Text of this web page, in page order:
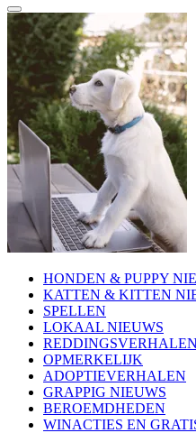
HONDEN & PUPPY
KATTEN & KITTEN
SPELLEN
LOKAAL NIEUWS
REDDINGSVERHALEN
OPMERKELIJK
ADOPTIEVERHALEN
GRAPPIG NIEUWS
BEROEMDHEDEN
WINACTIES EN